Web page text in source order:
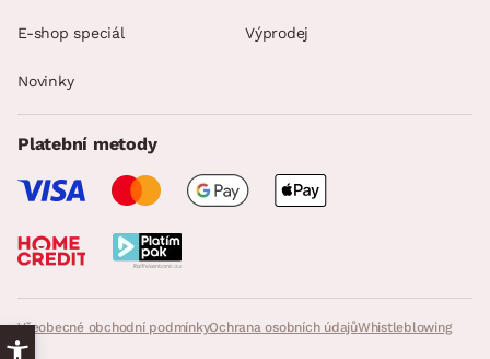
Všeobecné obchodní podmínkyOchrana osobních údajůWhistleblowing
E-shop speciál Výprodej
Novinky
Platební metody